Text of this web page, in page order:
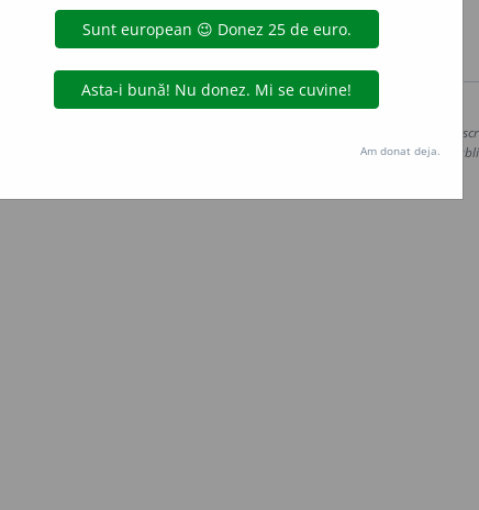
acțiuni
Copyright © 2004-2026 dexonline (https://dexonline.ro)
de pe acest site, inclusiv prin orice metode de extragere automată (web
prealabil scris, cu excepția seturilor de date oferite oficial spre utilizare
Am donat deja.